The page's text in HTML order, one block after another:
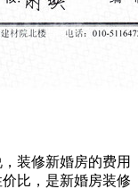
装修新婚房的费用
比，是新婚房装修